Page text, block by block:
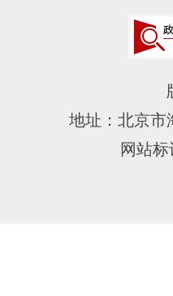
地址：北京
网站